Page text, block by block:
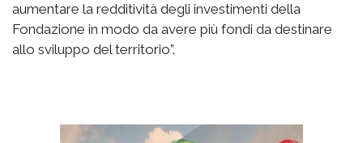
aumentare la redditività degli investimenti della
Fondazione in modo da avere più fondi da destinare
allo sviluppo del territorio”.